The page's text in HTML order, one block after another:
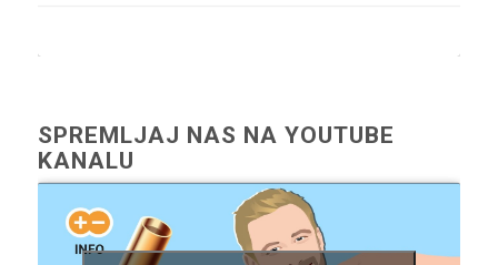
SPREMLJAJ NAS NA YOUTUBE
KANALU